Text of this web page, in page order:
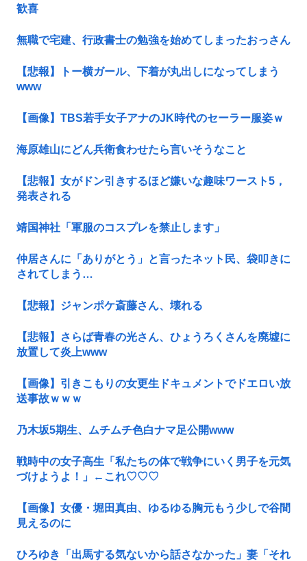
歓喜
無職で宅建、行政書士の勉強を始めてしまったおっさん
【悲報】トー横ガール、下着が丸出しになってしまう
www
【画像】TBS若手女子アナのJK時代のセーラー服姿ｗ
海原雄山にどん兵衛食わせたら言いそうなこと
【悲報】女がドン引きするほど嫌いな趣味ワースト5，
発表される
靖国神社「軍服のコスプレを禁止します」
仲居さんに「ありがとう」と言ったネット民、袋叩きに
されてしまう…
【悲報】ジャンポケ斎藤さん、壊れる
【悲報】さらば青春の光さん、ひょうろくさんを廃墟に
放置して炎上www
【画像】引きこもりの女更生ドキュメントでドエロい放
送事故ｗｗｗ
乃木坂5期生、ムチムチ色白ナマ足公開www
戦時中の女子高生「私たちの体で戦争にいく男子を元気
づけようよ！」←これ♡♡♡
【画像】女優・堀田真由、ゆるゆる胸元もう少しで谷間
見えるのに
ひろゆき「出馬する気ないから話さなかった」妻「それ